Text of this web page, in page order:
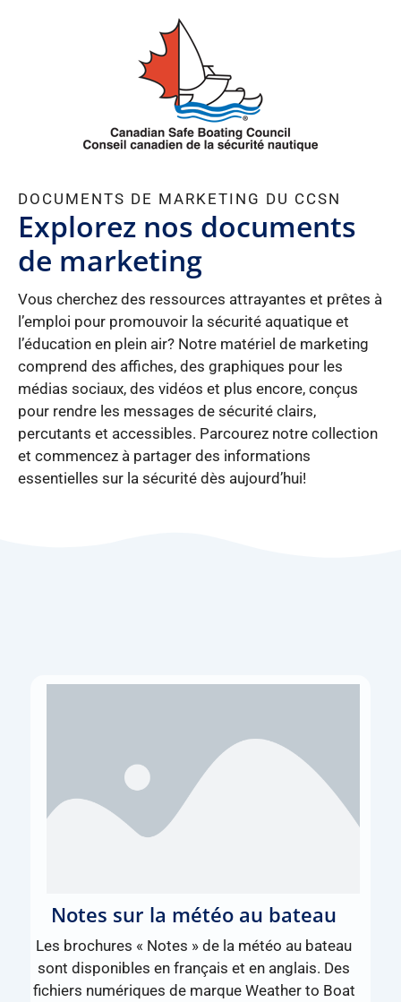
DOCUMENTS DE MARKETING DU CCSN
Explorez nos documents
de marketing
Vous cherchez des ressources attrayantes et prêtes à
l’emploi pour promouvoir la sécurité aquatique et
l’éducation en plein air? Notre matériel de marketing
comprend des affiches, des graphiques pour les
médias sociaux, des vidéos et plus encore, conçus
pour rendre les messages de sécurité clairs,
percutants et accessibles. Parcourez notre collection
et commencez à partager des informations
essentielles sur la sécurité dès aujourd’hui!
Notes sur la météo au bateau
Les brochures « Notes » de la météo au bateau
sont disponibles en français et en anglais. Des
fichiers numériques de marque Weather to Boat